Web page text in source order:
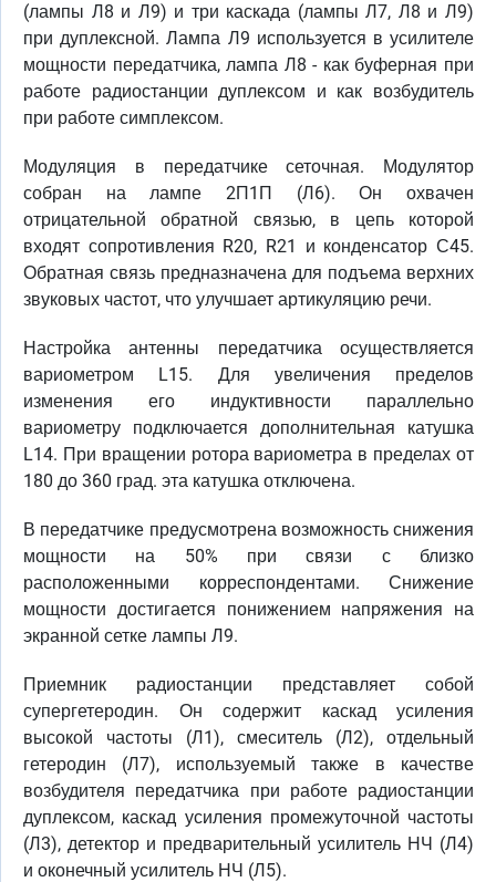
(лампы Л8 и Л9) и три каскада (лампы Л7, Л8 и Л9)
при дуплексной. Лампа Л9 используется в усилителе
мощности передатчика, лампа Л8 - как буферная при
работе радиостанции дуплексом и как возбудитель
при работе симплексом.
Модуляция в передатчике сеточная. Модулятор
собран на лампе 2П1П (Л6). Он охвачен
отрицательной обратной связью, в цепь которой
входят сопротивления R20, R21 и конденсатор С45.
Обратная связь предназначена для подъема верхних
звуковых частот, что улучшает артикуляцию речи.
Настройка антенны передатчика осуществляется
вариометром L15. Для увеличения пределов
изменения его индуктивности параллельно
вариометру подключается дополнительная катушка
L14. При вращении ротора вариометра в пределах от
180 до 360 град. эта катушка отключена.
В передатчике предусмотрена возможность снижения
мощности на 50% при связи с близко
расположенными корреспондентами. Снижение
мощности достигается понижением напряжения на
экранной сетке лампы Л9.
Приемник радиостанции представляет собой
супергетеродин. Он содержит каскад усиления
высокой частоты (Л1), смеситель (Л2), отдельный
гетеродин (Л7), используемый также в качестве
возбудителя передатчика при работе радиостанции
дуплексом, каскад усиления промежуточной частоты
(Л3), детектор и предварительный усилитель НЧ (Л4)
и оконечный усилитель НЧ (Л5).